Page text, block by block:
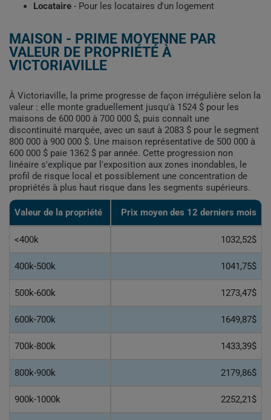
Locataire - Pour les locataires d'un logement
MAISON - PRIME MOYENNE PAR
VALEUR DE PROPRIÉTÉ À
VICTORIAVILLE
À Victoriaville, la prime progresse de façon irrégulière selon la
valeur : elle monte graduellement jusqu'à 1524 $ pour les
maisons de 600 000 à 700 000 $, puis connaît une
discontinuité marquée, avec un saut à 2083 $ pour le segment
800 000 à 900 000 $. Une maison représentative de 500 000 à
600 000 $ paie 1362 $ par année. Cette progression non
linéaire s'explique par l'exposition aux zones inondables, le
profil de risque local et possiblement une concentration de
propriétés à plus haut risque dans les segments supérieurs.
Valeur de la propriété Prix moyen des 12 derniers mois
<400k 1032,52$
400k-500k 1041,75$
500k-600k 1273,47$
600k-700k 1649,87$
700k-800k 1433,39$
800k-900k 2179,86$
900k-1000k 2252,21$